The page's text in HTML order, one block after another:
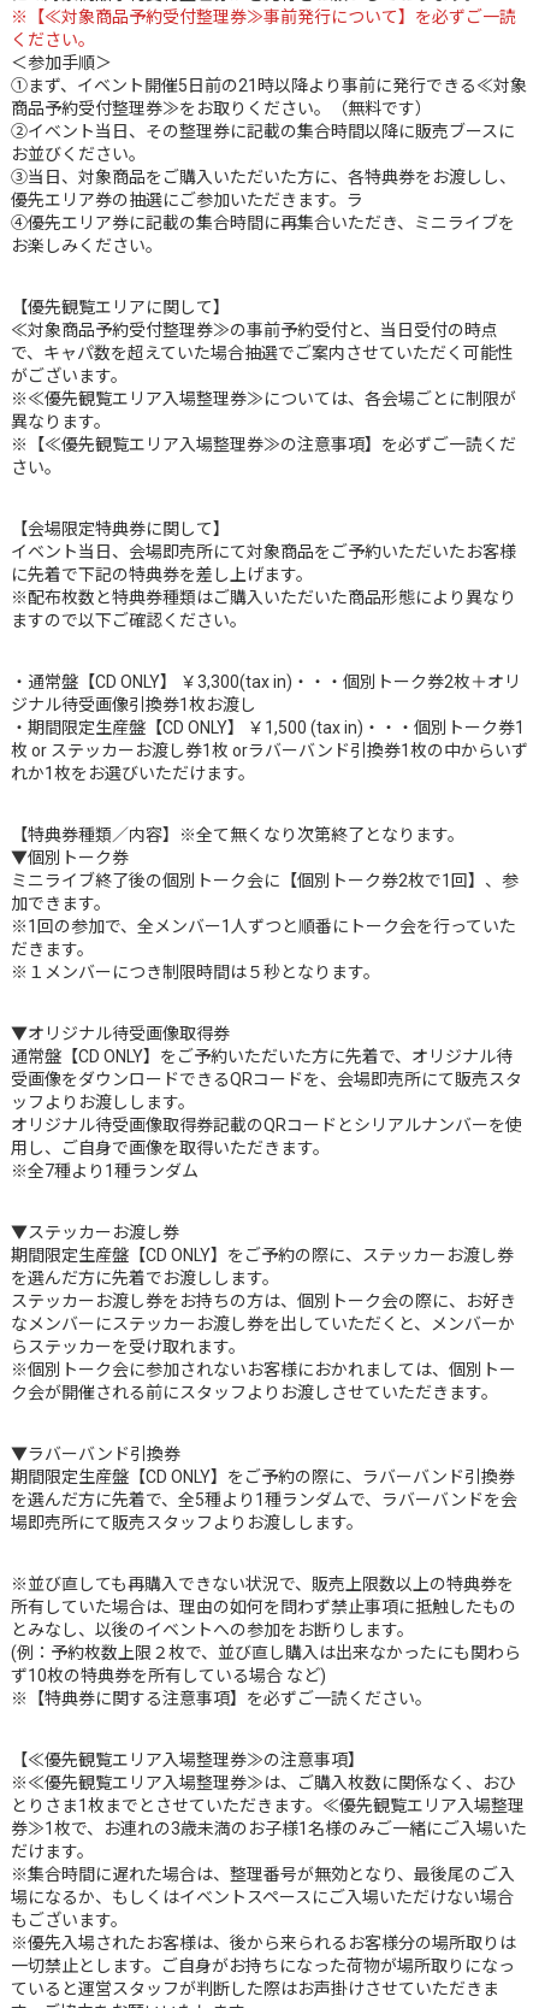
※【≪対象商品予約受付整理券≫事前発行について】を必ずご一読
ください。
＜参加手順＞
①まず、イベント開催5日前の21時以降より事前に発行できる≪対象
商品予約受付整理券≫をお取りください。（無料です）
②イベント当日、その整理券に記載の集合時間以降に販売ブースに
お並びください。
③当日、対象商品をご購入いただいた方に、各特典券をお渡しし、
優先エリア券の抽選にご参加いただきます。ラ
④優先エリア券に記載の集合時間に再集合いただき、ミニライブを
お楽しみください。
【優先観覧エリアに関して】
≪対象商品予約受付整理券≫の事前予約受付と、当日受付の時点
で、キャパ数を超えていた場合抽選でご案内させていただく可能性
がございます。
※≪優先観覧エリア入場整理券≫については、各会場ごとに制限が
異なります。
※【≪優先観覧エリア入場整理券≫の注意事項】を必ずご一読くだ
さい。
【会場限定特典券に関して】
イベント当日、会場即売所にて対象商品をご予約いただいたお客様
に先着で下記の特典券を差し上げます。
※配布枚数と特典券種類はご購入いただいた商品形態により異なり
ますので以下ご確認ください。
・通常盤【CD ONLY】 ￥3,300(tax in)・・・個別トーク券2枚＋オリ
ジナル待受画像引換券1枚お渡し
・期間限定生産盤【CD ONLY】 ￥1,500 (tax in)・・・個別トーク券1
枚 or ステッカーお渡し券1枚 orラバーバンド引換券1枚の中からいず
れか1枚をお選びいただけます。
【特典券種類／内容】※全て無くなり次第終了となります。
▼個別トーク券
ミニライブ終了後の個別トーク会に【個別トーク券2枚で1回】、参
加できます。
※1回の参加で、全メンバー1人ずつと順番にトーク会を行っていた
だきます。
※１メンバーにつき制限時間は５秒となります。
▼オリジナル待受画像取得券
通常盤【CD ONLY】をご予約いただいた方に先着で、オリジナル待
受画像をダウンロードできるQRコードを、会場即売所にて販売スタ
ッフよりお渡しします。
オリジナル待受画像取得券記載のQRコードとシリアルナンバーを使
用し、ご自身で画像を取得いただきます。
※全7種より1種ランダム
▼ステッカーお渡し券
期間限定生産盤【CD ONLY】をご予約の際に、ステッカーお渡し券
を選んだ方に先着でお渡しします。
ステッカーお渡し券をお持ちの方は、個別トーク会の際に、お好き
なメンバーにステッカーお渡し券を出していただくと、メンバーか
らステッカーを受け取れます。
※個別トーク会に参加されないお客様におかれましては、個別トー
ク会が開催される前にスタッフよりお渡しさせていただきます。
▼ラバーバンド引換券
期間限定生産盤【CD ONLY】をご予約の際に、ラバーバンド引換券
を選んだ方に先着で、全5種より1種ランダムで、ラバーバンドを会
場即売所にて販売スタッフよりお渡しします。
※並び直しても再購入できない状況で、販売上限数以上の特典券を
所有していた場合は、理由の如何を問わず禁止事項に抵触したもの
とみなし、以後のイベントへの参加をお断りします。
(例：予約枚数上限２枚で、並び直し購入は出来なかったにも関わら
ず10枚の特典券を所有している場合 など)
※【特典券に関する注意事項】を必ずご一読ください。
【≪優先観覧エリア入場整理券≫の注意事項】
※≪優先観覧エリア入場整理券≫は、ご購入枚数に関係なく、おひ
とりさま1枚までとさせていただきます。≪優先観覧エリア入場整理
券≫1枚で、お連れの3歳未満のお子様1名様のみご一緒にご入場いた
だけます。
※集合時間に遅れた場合は、整理番号が無効となり、最後尾のご入
場になるか、もしくはイベントスペースにご入場いただけない場合
もございます。
※優先入場されたお客様は、後から来られるお客様分の場所取りは
一切禁止とします。ご自身がお持ちになった荷物が場所取りになっ
ていると運営スタッフが判断した際はお声掛けさせていただきま